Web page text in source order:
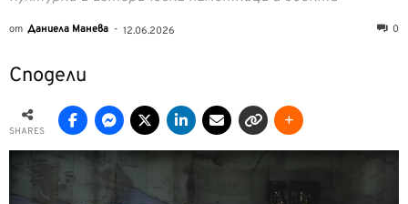
от Даниела Манева - 12.06.2026 0
Сподели
SHARES